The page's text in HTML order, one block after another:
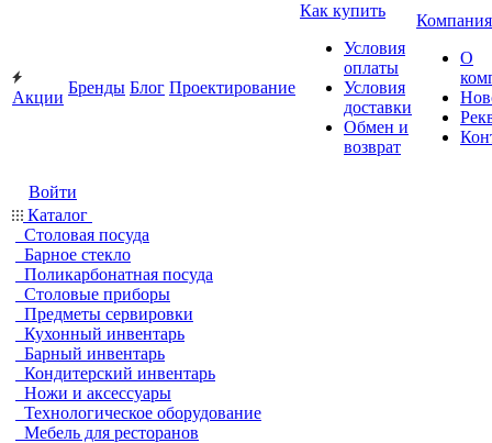
Акции
Бренды Блог Проектирование
Как купить
Условия
оплаты
Условия
доставки
Обмен и
возврат
Компания
О
Войти
Каталог
Столовая посуда
Барное стекло
Поликарбонатная посуда
Столовые приборы
Предметы сервировки
Кухонный инвентарь
Барный инвентарь
Кондитерский инвентарь
Ножи и аксессуары
Технологическое оборудование
Мебель для ресторанов